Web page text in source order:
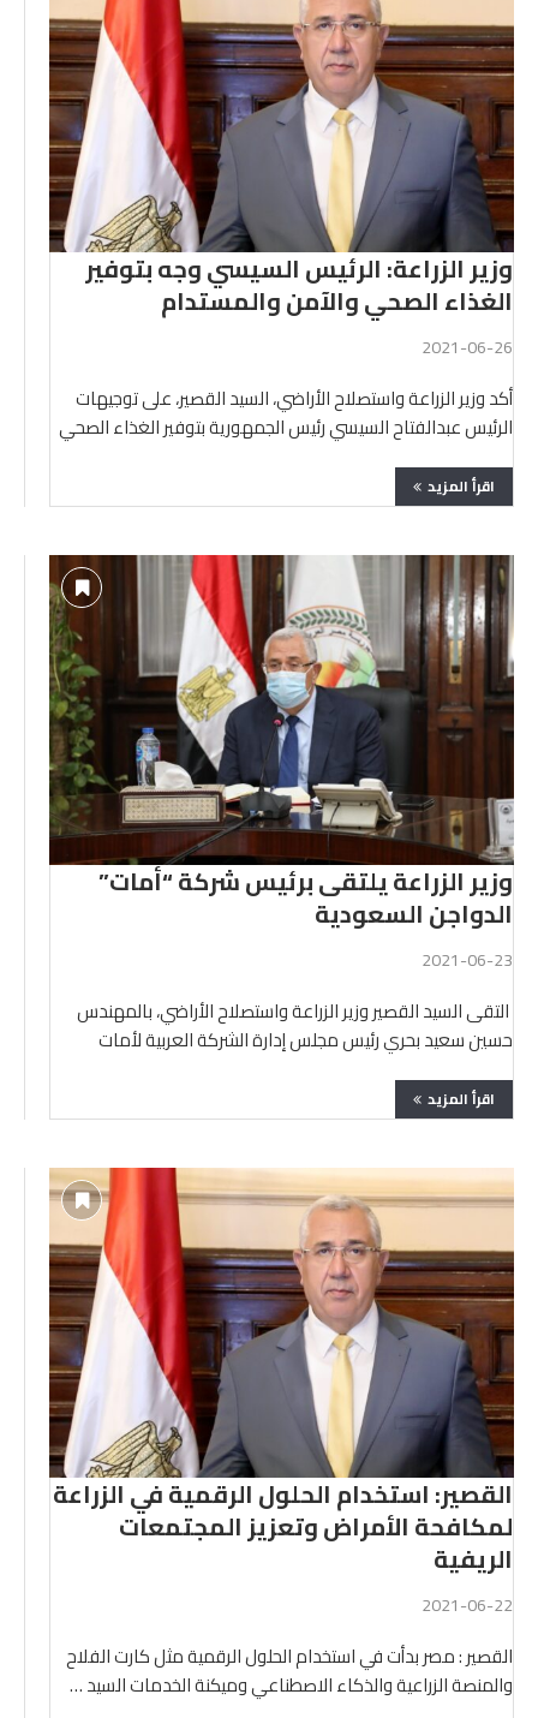
وزير الزراعة: الرئيس السيسي وجه بتوفير
الغذاء الصحي والآمن والمستدام
2021-06-26
أكد وزير الزراعة واستصلاح الأراضي، السيد القصير، على توجيهات
الرئيس عبدالفتاح السيسي رئيس الجمهورية بتوفير الغذاء الصحي
اقرأ المزيد
وزير الزراعة يلتقى برئيس شركة “أمات”
الدواجن السعودية
2021-06-23
التقى السيد القصير وزير الزراعة واستصلاح الأراضي، بالمهندس
حسين سعيد بحري رئيس مجلس إدارة الشركة العربية لأمات
اقرأ المزيد
القصير: استخدام الحلول الرقمية في الزراعة
لمكافحة الأمراض وتعزيز المجتمعات
الريفية
2021-06-22
القصير : مصر بدأت في استخدام الحلول الرقمية مثل كارت الفلاح
والمنصة الزراعية والذكاء الاصطناعي وميكنة الخدمات السيد …